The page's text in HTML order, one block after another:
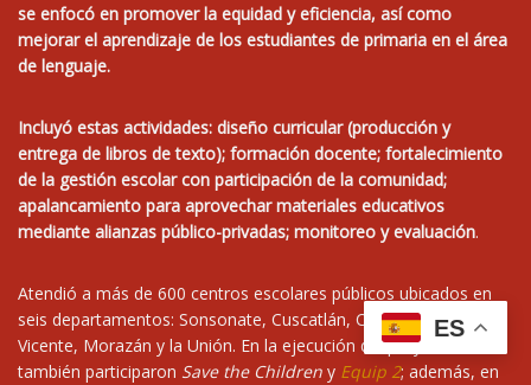
se enfocó en promover la equidad y eficiencia, así como
mejorar el aprendizaje de los estudiantes de primaria en el área
de lenguaje.
Incluyó estas actividades: diseño curricular (producción y
entrega de libros de texto); formación docente; fortalecimiento
de la gestión escolar con participación de la comunidad;
apalancamiento para aprovechar materiales educativos
mediante alianzas público-privadas; monitoreo y evaluación.
Atendió a más de 600 centros escolares públicos ubicados en
seis departamentos: Sonsonate, Cuscatlán, Cabañas, San
Vicente, Morazán y la Unión. En la ejecución del proyecto
también participaron Save the Children y Equip 2; además, en
ES